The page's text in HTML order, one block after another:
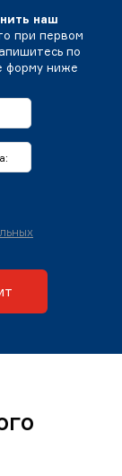
наш
при первом
по
форму ниже